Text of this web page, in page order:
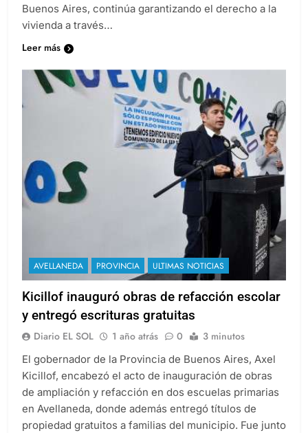
Buenos Aires, continúa garantizando el derecho a la
vivienda a través…
Leer más
AVELLANEDA PROVINCIA ULTIMAS NOTICIAS
Kicillof inauguró obras de refacción escolar
y entregó escrituras gratuitas
Diario EL SOL 1 año atrás 0 3 minutos
El gobernador de la Provincia de Buenos Aires, Axel
Kicillof, encabezó el acto de inauguración de obras
de ampliación y refacción en dos escuelas primarias
en Avellaneda, donde además entregó títulos de
propiedad gratuitos a familias del municipio. Fue junto